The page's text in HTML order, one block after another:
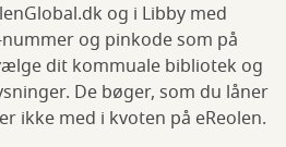
og i Libby med
og pinkode som på
dit kommuale bibliotek og
De bøger, som du låner
ikke med i kvoten på eReolen.